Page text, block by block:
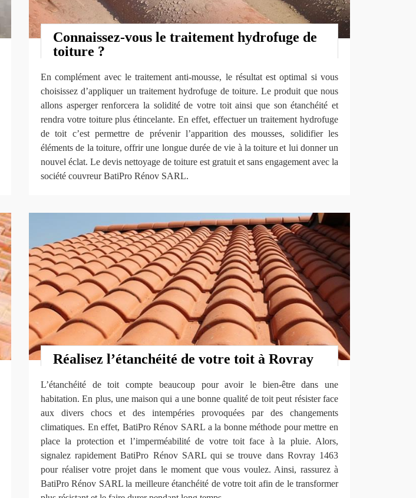
Connaissez-vous le traitement hydrofuge de
toiture ?
En complément avec le traitement anti-mousse, le résultat est optimal si vous
choisissez d’appliquer un traitement hydrofuge de toiture. Le produit que nous
allons asperger renforcera la solidité de votre toit ainsi que son étanchéité et
rendra votre toiture plus étincelante. En effet, effectuer un traitement hydrofuge
de toit c’est permettre de prévenir l’apparition des mousses, solidifier les
éléments de la toiture, offrir une longue durée de vie à la toiture et lui donner un
nouvel éclat. Le devis nettoyage de toiture est gratuit et sans engagement avec la
société couvreur BatiPro Rénov SARL.
Réalisez l’étanchéité de votre toit à Rovray
L’étanchéité de toit compte beaucoup pour avoir le bien-être dans une
habitation. En plus, une maison qui a une bonne qualité de toit peut résister face
aux divers chocs et des intempéries provoquées par des changements
climatiques. En effet, BatiPro Rénov SARL a la bonne méthode pour mettre en
place la protection et l’imperméabilité de votre toit face à la pluie. Alors,
signalez rapidement BatiPro Rénov SARL qui se trouve dans Rovray 1463
pour réaliser votre projet dans le moment que vous voulez. Ainsi, rassurez à
BatiPro Rénov SARL la meilleure étanchéité de votre toit afin de le transformer